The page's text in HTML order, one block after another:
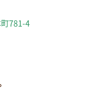
781-4